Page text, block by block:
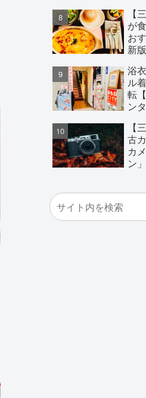
【
が
お
新版
浴
ル
転
ン
【
古
カ
ン